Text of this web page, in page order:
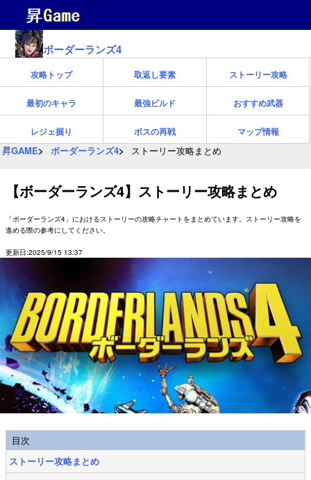
ボーダーランズ4
攻略トップ 取返し要素 ストーリー攻略
最初のキャラ 最強ビルド おすすめ武器
レジェ掘り ボスの再戦 マップ情報
昇GAME ボーダーランズ4 ストーリー攻略まとめ
【ボーダーランズ4】ストーリー攻略まとめ
「ボーダーランズ4」におけるストーリーの攻略チャートをまとめています。ストーリー攻略を
進める際の参考にしてください。
更新日:2025/9/15 13:37
目次
ストーリー攻略まとめ